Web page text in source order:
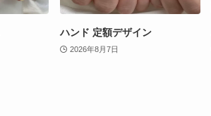
ハンド 定額デザイン
2026年8月7日